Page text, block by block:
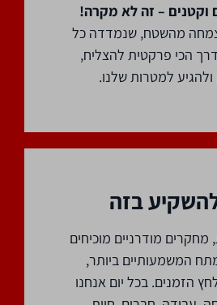
וקטנים – זה לא מקרה!
מהשטח, שנמדדה כל
הכי פרקטית להצליח,
למטרות שלנו.
להשקיע בזה
מחקרים מודרניים מוכיחים
המשמעותיים ביותר,
21 הוא לחץ הזמנים. בכל יום אנחנו